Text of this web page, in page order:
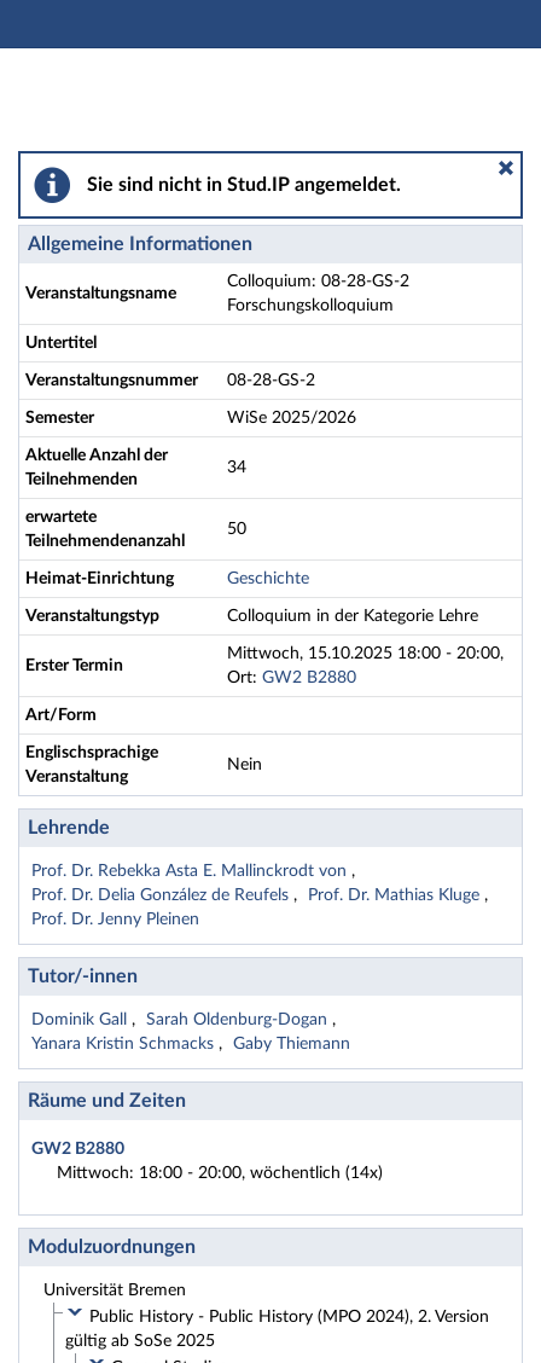
Hauptnavigation
Colloquium: 08-28-GS-2 Forschungskolloquium -
Sie sind nicht in Stud.IP angemeldet.
Allgemeine Informationen
Veranstaltungsname
Colloquium: 08-28-GS-2
Forschungskolloquium
Untertitel
Veranstaltungsnummer 08-28-GS-2
Semester WiSe 2025/2026
Aktuelle Anzahl der
Teilnehmenden
34
erwartete
Teilnehmendenanzahl
50
Heimat-Einrichtung Geschichte
Veranstaltungstyp Colloquium in der Kategorie Lehre
Erster Termin
Mittwoch, 15.10.2025 18:00 - 20:00,
Ort: GW2 B2880
Art/Form
Englischsprachige
Veranstaltung
Nein
Lehrende
Prof. Dr. Rebekka Asta E. Mallinckrodt von
Prof. Dr. Delia González de Reufels
Prof. Dr. Mathias Kluge
Prof. Dr. Jenny Pleinen
Tutor/-innen
Dominik Gall
Sarah Oldenburg-Dogan
Yanara Kristin Schmacks
Gaby Thiemann
Räume und Zeiten
GW2 B2880
Mittwoch: 18:00 - 20:00, wöchentlich (14x)
Modulzuordnungen
Universität Bremen
Public History - Public History (MPO 2024), 2. Version
gültig ab SoSe 2025